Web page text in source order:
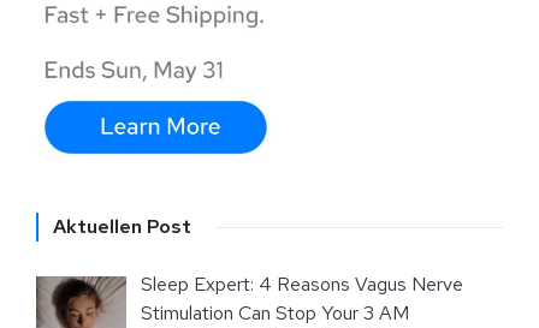
Aktuellen Post
Sleep Expert: 4 Reasons Vagus Nerve
Stimulation Can Stop Your 3 AM